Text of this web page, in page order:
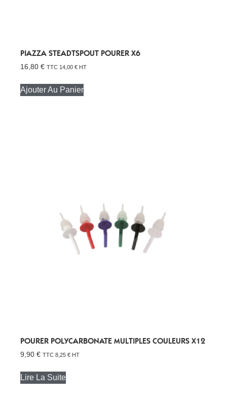
PIAZZA STEADTSPOUT POURER X6
16,80 € TTC 14,00 € HT
Ajouter Au Panier
POURER POLYCARBONATE MULTIPLES COULEURS X12
9,90 € TTC 8,25 € HT
Lire La Suite